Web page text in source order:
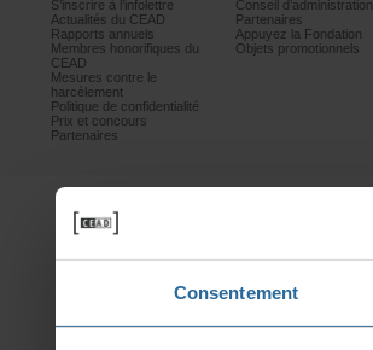
Consentement
S’inscrireàl’infolettre
ActualitésduCEAD
Rapportsannuels
Membreshonorifiquesdu
CEAD
Mesurescontrele
harcèlement
Politiquedeconfidentialité
Prixetconcours
Partenaires
Conseild’administration
Partenaires
AppuyezlaFondation
Objetspromotionnels